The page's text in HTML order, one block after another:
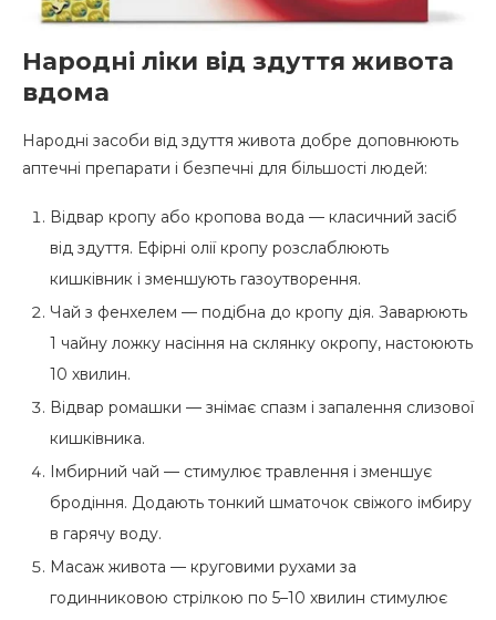
Народні ліки від здуття живота
вдома
Народні засоби від здуття живота добре доповнюють
аптечні препарати і безпечні для більшості людей:
Відвар кропу або кропова вода — класичний засіб
від здуття. Ефірні олії кропу розслаблюють
кишківник і зменшують газоутворення.
Чай з фенхелем — подібна до кропу дія. Заварюють
1 чайну ложку насіння на склянку окропу, настоюють
10 хвилин.
Відвар ромашки — знімає спазм і запалення слизової
кишківника.
Імбирний чай — стимулює травлення і зменшує
бродіння. Додають тонкий шматочок свіжого імбиру
в гарячу воду.
Масаж живота — круговими рухами за
годинниковою стрілкою по 5–10 хвилин стимулює